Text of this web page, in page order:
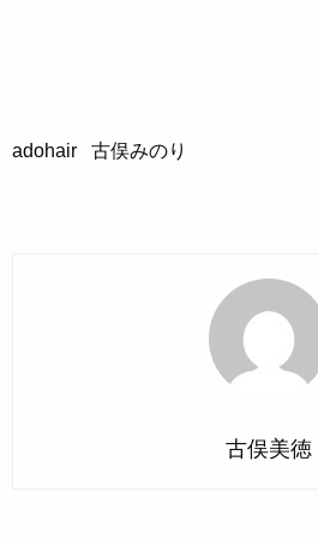
adohair 古俣みのり
古俣美徳